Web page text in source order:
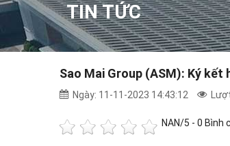
TIN TỨC
Sao Mai Group (ASM): Ký
Ngày: 11-11-2023 14:43:12
NAN/5 - 0 Bình